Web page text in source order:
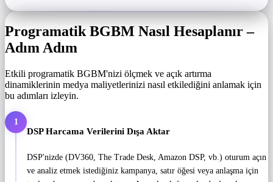
Programatik BGBM Nasıl Hesaplanır –
Adım Adım
Etkili programatik BGBM'nizi ölçmek ve açık artırma
dinamiklerinin medya maliyetlerinizi nasıl etkilediğini anlamak için
bu adımları izleyin.
1
DSP Harcama Verilerini Dışa Aktar
DSP'nizde (DV360, The Trade Desk, Amazon DSP, vb.) oturum açın
ve analiz etmek istediğiniz kampanya, satır öğesi veya anlaşma için